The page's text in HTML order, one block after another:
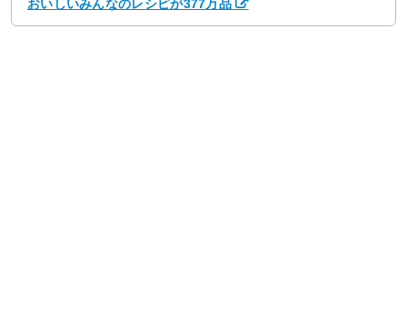
おいしいみんなのレシピが377万品